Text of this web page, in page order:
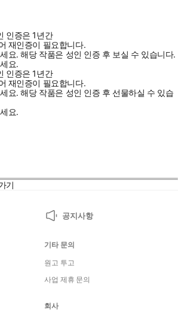
인증은 1년간
재인증이 필요합니다.
세요.해당 작품은 성인 인증 후 보실 수 있습니다.
요.
인증은 1년간
재인증이 필요합니다.
세요.해당 작품은 성인 인증 후 선물하실 수 있습
요.
기
공지사항
기타 문의
원고 투고
사업 제휴 문의
회사